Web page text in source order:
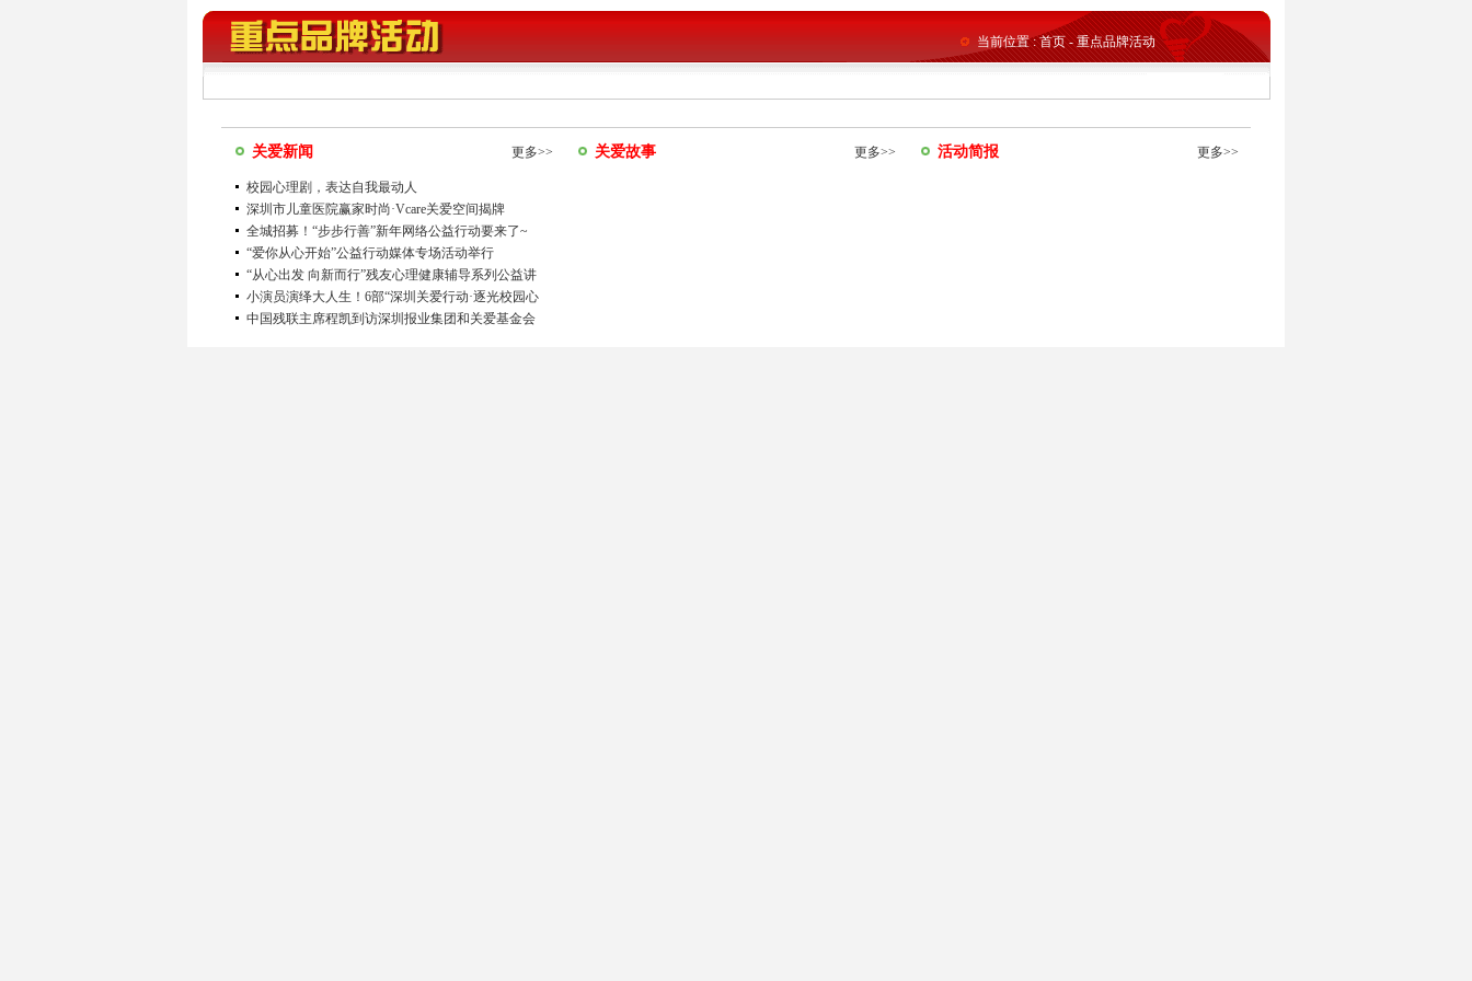
当前位置 : 首页 - 重点品牌活动
关爱新闻 更多>>
校园心理剧，表达自我最动人
深圳市儿童医院赢家时尚·Vcare关爱空间揭牌
全城招募！“步步行善”新年网络公益行动要来了~
“爱你从心开始”公益行动媒体专场活动举行
“从心出发 向新而行”残友心理健康辅导系列公益讲
座圆满结束
小演员演绎大人生！6部“深圳关爱行动·逐光校园心
理剧”佳作晋级
中国残联主席程凯到访深圳报业集团和关爱基金会
关爱故事 更多>> 活动简报 更多>>